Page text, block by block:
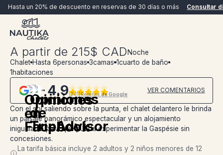
Hasta un 20% de descuento en reservas de 30 días o más Consultar
RESERVAR AHORA
VER TODAS LAS FOTOS
VER TODAS LAS FOTOS
Chalets delanteros
A partir de 215$ CAD Noche
Chalet Hasta 6personas 3camas 1cuarto de baño
1 habitaciones
4.9(241)Reseñasde Google
VER COMENTARIOS
Con el sol saliendo sobre la punta, el chalet delantero le brinda
un paisaje panorámico espectacular y un alojamiento
inigualable para que pueda experimentar la Gaspésie sin
concesiones.
La tarifa básica incluye 2 adultos y 2 niños menores de 12